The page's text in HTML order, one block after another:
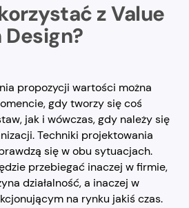
z Value
propozycji wartości można
gdy tworzy się coś
jak i wówczas, gdy należy się
Techniki projektowania
się w obu sytuacjach.
przebiegać inaczej w firmie,
działalność, a inaczej w
na rynku jakiś czas.